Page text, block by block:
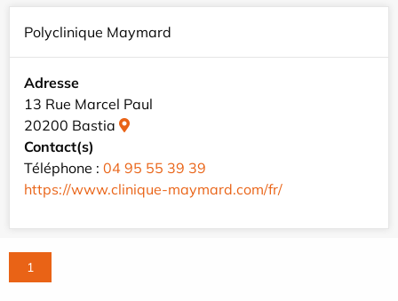
Polyclinique Maymard
Adresse
13 Rue Marcel Paul
20200 Bastia
Contact(s)
Téléphone : 04 95 55 39 39
https://www.clinique-maymard.com/fr/
1